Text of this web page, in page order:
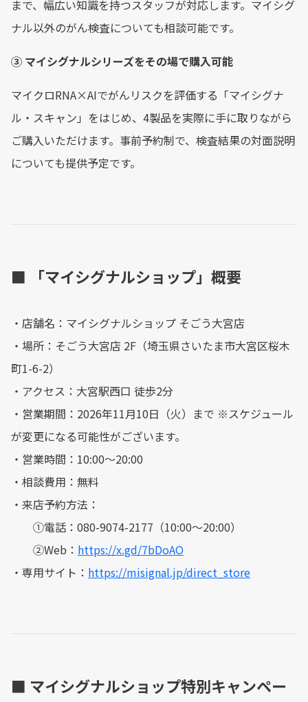
まで、幅広い知識を持つスタッフが対応します。マイシグ
ナル以外のがん検査についても相談可能です。
③ マイシグナルシリーズをその場で購入可能
マイクロRNA×AIでがんリスクを評価する「マイシグナ
ル・スキャン」をはじめ、4製品を実際に手に取りながら
ご購入いただけます。事前予約制で、検査結果の対面説明
についても提供予定です。
■ 「マイシグナルショップ」概要
・店舗名：マイシグナルショップ そごう大宮店
・場所：そごう大宮店 2F（埼玉県さいたま市大宮区桜木
町1-6-2）
・アクセス：大宮駅西口 徒歩2分
・営業期間：2026年11月10日（火）まで ※スケジュール
が変更になる可能性がございます。
・営業時間：10:00〜20:00
・相談費用：無料
・来店予約方法：
①電話：080-9074-2177（10:00〜20:00）
②Web： https://x.gd/7bDoAO
・専用サイト： https://misignal.jp/direct_store
■ マイシグナルショップ特別キャンペー